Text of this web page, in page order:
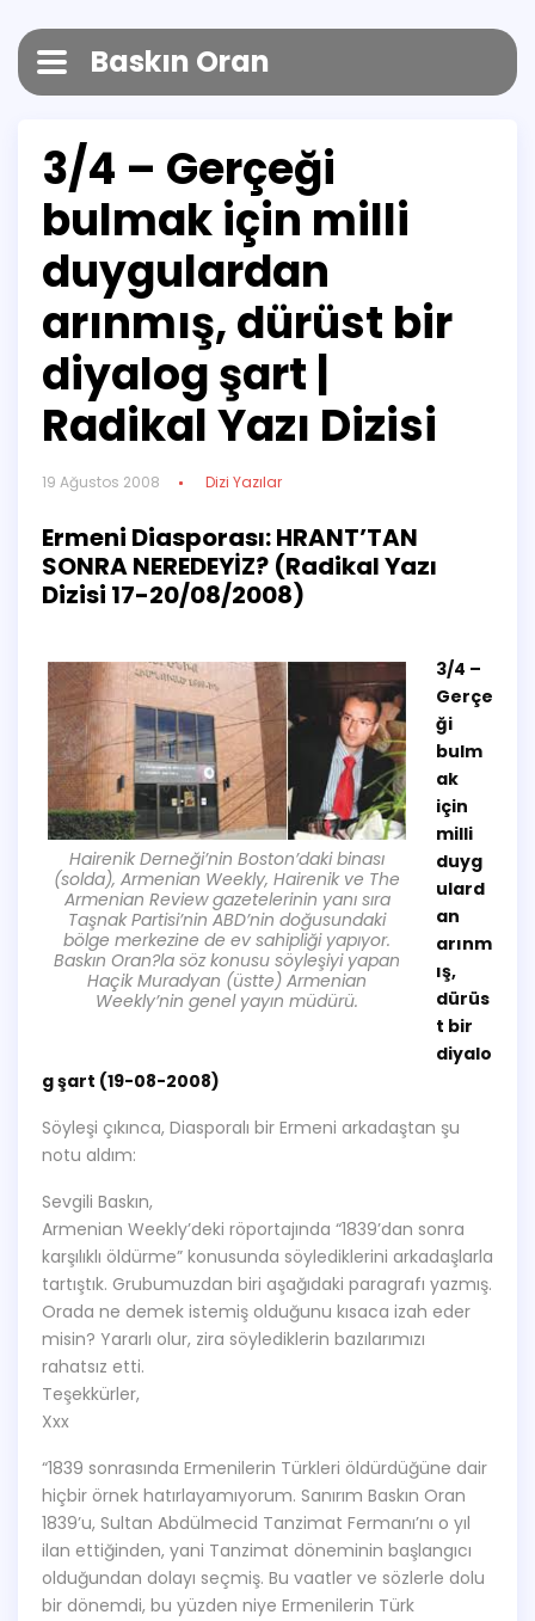
Baskın Oran
3/4 – Gerçeği
bulmak için milli
duygulardan
arınmış, dürüst bir
diyalog şart |
Radikal Yazı Dizisi
19 Ağustos 2008 Dizi Yazılar
Ermeni Diasporası: HRANT’TAN
SONRA NEREDEYİZ? (Radikal Yazı
Dizisi 17-20/08/2008)
Hairenik Derneği’nin Boston’daki binası
(solda), Armenian Weekly, Hairenik ve The
Armenian Review gazetelerinin yanı sıra
Taşnak Partisi’nin ABD’nin doğusundaki
bölge merkezine de ev sahipliği yapıyor.
Baskın Oran?la söz konusu söyleşiyi yapan
Haçik Muradyan (üstte) Armenian
Weekly’nin genel yayın müdürü.
3/4 –
Gerçe
ği
bulm
ak
için
milli
duyg
ulard
an
arınm
ış,
dürüs
t bir
diyalo
g şart (19-08-2008)
Söyleşi çıkınca, Diasporalı bir Ermeni arkadaştan şu
notu aldım:
Sevgili Baskın,
Armenian Weekly’deki röportajında “1839’dan sonra
karşılıklı öldürme” konusunda söylediklerini arkadaşlarla
tartıştık. Grubumuzdan biri aşağıdaki paragrafı yazmış.
Orada ne demek istemiş olduğunu kısaca izah eder
misin? Yararlı olur, zira söylediklerin bazılarımızı
rahatsız etti.
Teşekkürler,
Xxx
“1839 sonrasında Ermenilerin Türkleri öldürdüğüne dair
hiçbir örnek hatırlayamıyorum. Sanırım Baskın Oran
1839’u, Sultan Abdülmecid Tanzimat Fermanı’nı o yıl
ilan ettiğinden, yani Tanzimat döneminin başlangıcı
olduğundan dolayı seçmiş. Bu vaatler ve sözlerle dolu
bir dönemdi, bu yüzden niye Ermenilerin Türk